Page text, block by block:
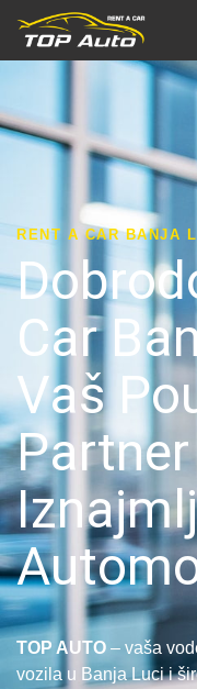
RENT A CAR BANJA
Car
Vaš
Partner
TOP AUTO – vaša
vozila u Banja Luci i